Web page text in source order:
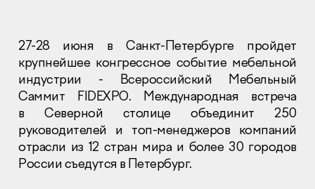
27-28 июня в Санкт-Петербурге пройдет
крупнейшее конгрессное событие мебельной
индустрии - Всероссийский Мебельный
Саммит FIDEXPO. Международная встреча
в Северной столице объединит 250
руководителей и топ-менеджеров компаний
отрасли из 12 стран мира и более 30 городов
России съедутся в Петербург.